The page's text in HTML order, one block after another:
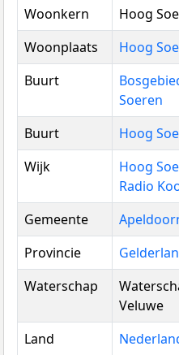
Woonkern Hoog
Woonplaats
Hoog
Buurt
Soeren
Buurt Hoog
Wijk
Hoog
Radio
Gemeente
Provincie
Waterschap
Veluwe
Land